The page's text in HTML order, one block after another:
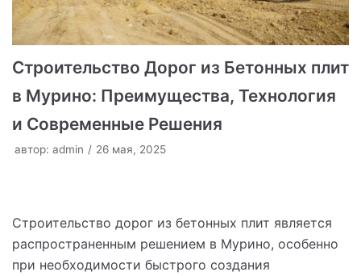
Строительство Дорог из Бетонных плит
в Мурино: Преимущества, Технология
и Современные Решения
автор: admin 26 мая, 2025
Строительство дорог из бетонных плит является
распространенным решением в Мурино, особенно
при необходимости быстрого создания